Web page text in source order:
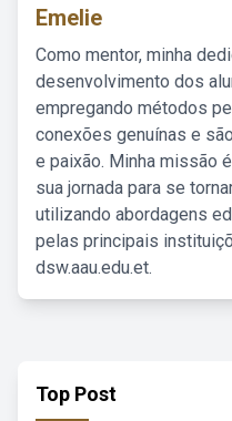
Emelie
Como mentor, minha
desenvolvimento dos
empregando métodos
conexões genuínas e
e paixão. Minha missão
sua jornada para se
utilizando abordagens
pelas principais
dsw.aau.edu.et.
Top Post